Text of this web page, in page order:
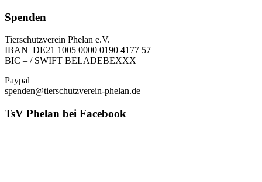
Spenden
Tierschutzverein Phelan e.V.
IBAN DE21 1005 0000 0190 4177 57
BIC – / SWIFT BELADEBEXXX
Paypal
spenden@tierschutzverein-phelan.de
TsV Phelan bei Facebook